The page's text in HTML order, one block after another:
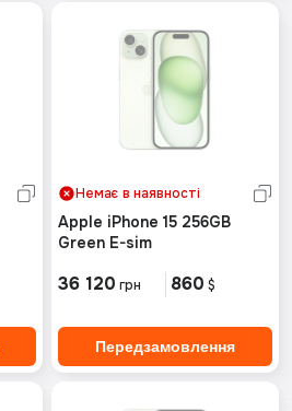
Немає в наявності
Apple iPhone 15 256GB
Green E-sim
36 120 грн 860 $
Передзамовлення